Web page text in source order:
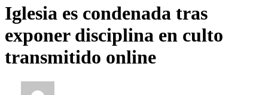
Iglesia es condenada tras
exponer disciplina en culto
transmitido online